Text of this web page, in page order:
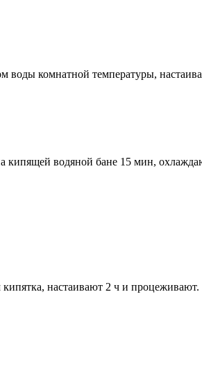
воды комнатной температуры,
кипящей водяной бане 15 мин,
настаивают 2 ч и